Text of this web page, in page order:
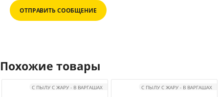
ОТПРАВИТЬ СООБЩЕНИЕ
Похожие товары
С ПЫЛУ С ЖАРУ - В ВАРГАШАХ С ПЫЛУ С ЖАРУ - В ВАРГАШАХ